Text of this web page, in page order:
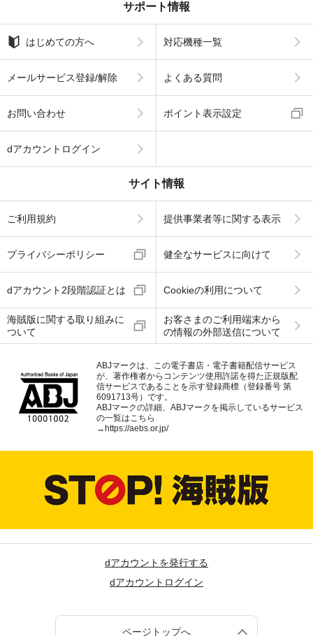
サポート情報
はじめての方へ 対応機種一覧
メールサービス登録/解除 よくある質問
お問い合わせ ポイント表示設定
dアカウントログイン
サイト情報
ご利用規約 提供事業者等に関する表示
プライバシーポリシー 健全なサービスに向けて
dアカウント2段階認証とは Cookieの利用について
海賊版に関する取り組みに
ついて
お客さまのご利用端末から
の情報の外部送信について
ABJマークは、この電子書店・電子書籍配信サービス
が、著作権者からコンテンツ使用許諾を得た正規版配
信サービスであることを示す登録商標（登録番号 第
6091713号）です。
ABJマークの詳細、ABJマークを掲示しているサービス
の一覧はこちら
→ https://aebs.or.jp/
dアカウントを発行する
dアカウントログイン
ページトップへ